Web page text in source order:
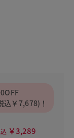
￥7,678)！
￥3,289